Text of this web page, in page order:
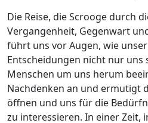
Die Reise, die Scrooge durch
Vergangenheit, Gegenwart
führt uns vor Augen, wie
Entscheidungen nicht nur uns
Menschen um uns herum
Nachdenken an und ermutigt
öffnen und uns für die
zu interessieren. In einer Zeit,